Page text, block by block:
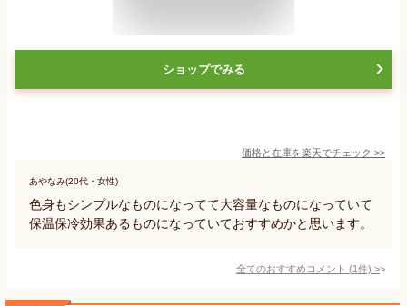
ショップでみる
価格と在庫を楽天でチェック >>
あやなみ(20代・女性)
色身もシンプルなものになってて大容量なものになっていて
保温保冷効果あるものになっていておすすめかと思います。
全てのおすすめコメント (1件) >